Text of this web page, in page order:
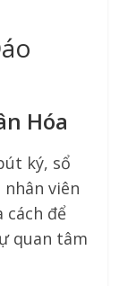
Hóa
ký, sổ
viên
cách để
quan tâm